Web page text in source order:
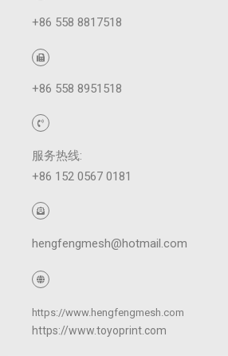
+86 558 8817518
+86 558 8951518
服务热线:
+86 152 0567 0181
hengfengmesh@hotmail.com
https://www.hengfengmesh.com
https://www.toyoprint.com